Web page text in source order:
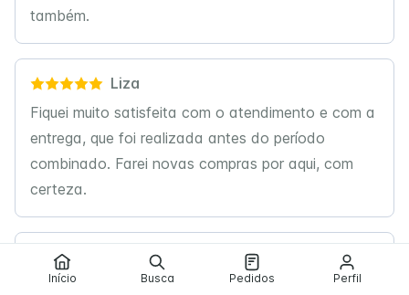
Início Busca Pedidos Perfil
também.
Liza
Fiquei muito satisfeita com o atendimento e com a
entrega, que foi realizada antes do período
combinado. Farei novas compras por aqui, com
certeza.
Stella m
Agredeço a empresa novanutrii , sou de recife e